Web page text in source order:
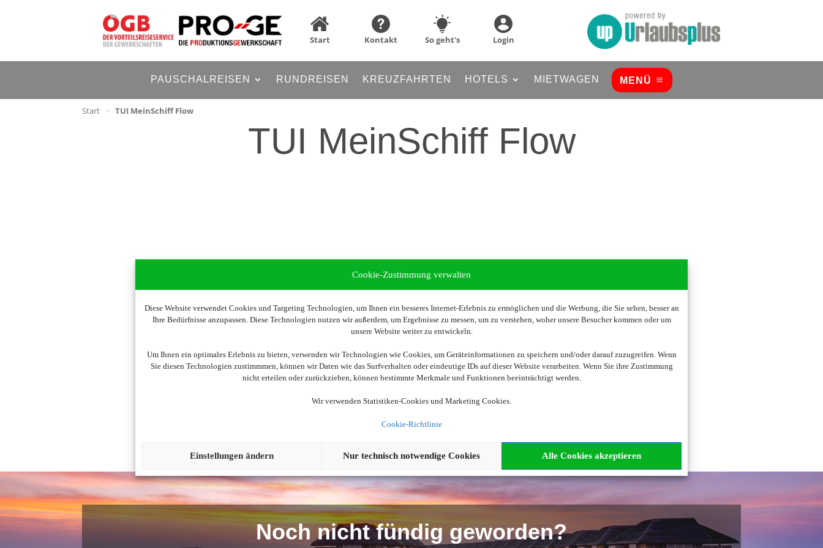
Cookie-Zustimmung verwalten
Diese Website verwendet Cookies und Targeting Technologien, um Ihnen ein besseres Internet-Erlebnis zu ermöglichen und die Werbung, die Sie sehen, besser an
Ihre Bedürfnisse anzupassen. Diese Technologien nutzen wir außerdem, um Ergebnisse zu messen, um zu verstehen, woher unsere Besucher kommen oder um
unsere Website weiter zu entwickeln.
Um Ihnen ein optimales Erlebnis zu bieten, verwenden wir Technologien wie Cookies, um Geräteinformationen zu speichern und/oder darauf zuzugreifen. Wenn
Sie diesen Technologien zustimmmen, können wir Daten wie das Surfverhalten oder eindeutige IDs auf dieser Website verarbeiten. Wenn Sie ihre Zustimmung
nicht erteilen oder zurückziehen, können bestimmte Merkmale und Funktionen beeinträchtigt werden.
Wir verwenden Statistiken-Cookies und Marketing Cookies.
Cookie-Richtlinie
Alle Cookies akzeptieren
Nur technisch notwendige Cookies
Einstellungen ändern
Start Kontakt So geht's Login
PAUSCHALREISEN RUNDREISEN KREUZFAHRTEN HOTELS MIETWAGEN MENÜ
Start > TUI MeinSchiff Flow
TUI MeinSchiff Flow
Wir brauchen Ihre Einwilligung
Cookies akzeptieren
Noch nicht fündig geworden?